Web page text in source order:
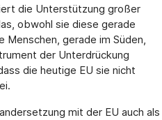
die Unterstützung großer
obwohl sie diese gerade
gerade im Süden,
der Unterdrückung
die heutige EU sie nicht
mit der EU auch als